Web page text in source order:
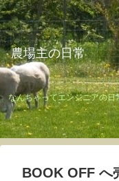
農場主の日常
なんちゃってエンジニアの日
BOOK OFF へ